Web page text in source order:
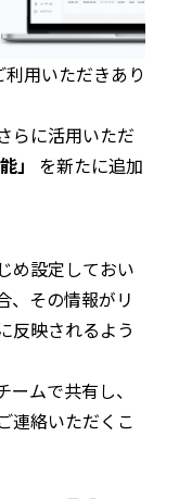
用いただきあり
らに活用いただ
」
を新たに追加
め設定しておい
、その情報がリ
反映されるよう
ムで共有し、
連絡いただくこ